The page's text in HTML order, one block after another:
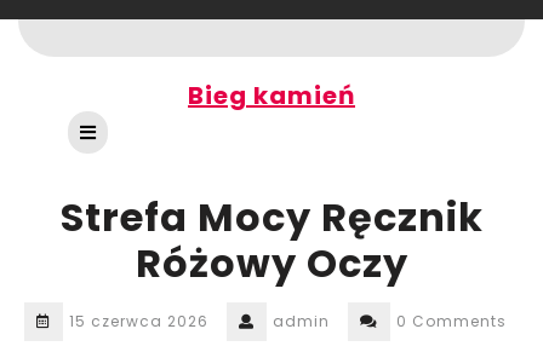
to
content
Bieg kamień
Open
Button
Strefa Mocy Ręcznik
Różowy Oczy
15 czerwca 2026 admin 0 Comments